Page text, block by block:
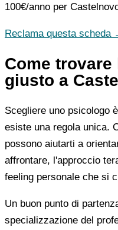
100€/anno per
Reclama questa scheda
Come
giusto a
Scegliere uno psicologo
esiste una regola unica.
possono aiutarti a
affrontare, l'approccio
feeling personale che si
Un buon punto di
specializzazione del